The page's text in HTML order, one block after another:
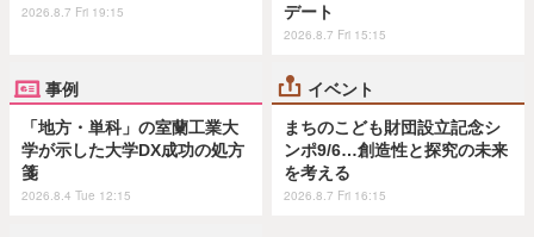
2026.8.7 Fri 19:15
デート
2026.8.7 Fri 15:15
事例
「地方・単科」の室蘭工業大
学が示した大学DX成功の処方
箋
2026.8.4 Tue 12:15
イベント
まちのこども財団設立記念シ
ンポ9/6…創造性と探究の未来
を考える
2026.8.7 Fri 16:15